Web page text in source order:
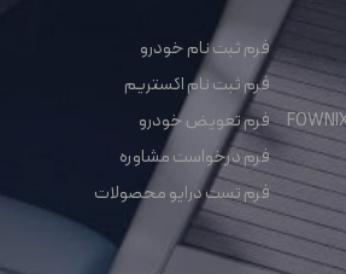
فرم ثبت نام خودرو
فرم ثبت نام اکستریم
فرم تعویض خودرو
فرم درخواست مشاوره
فرم تست درایو محصولات